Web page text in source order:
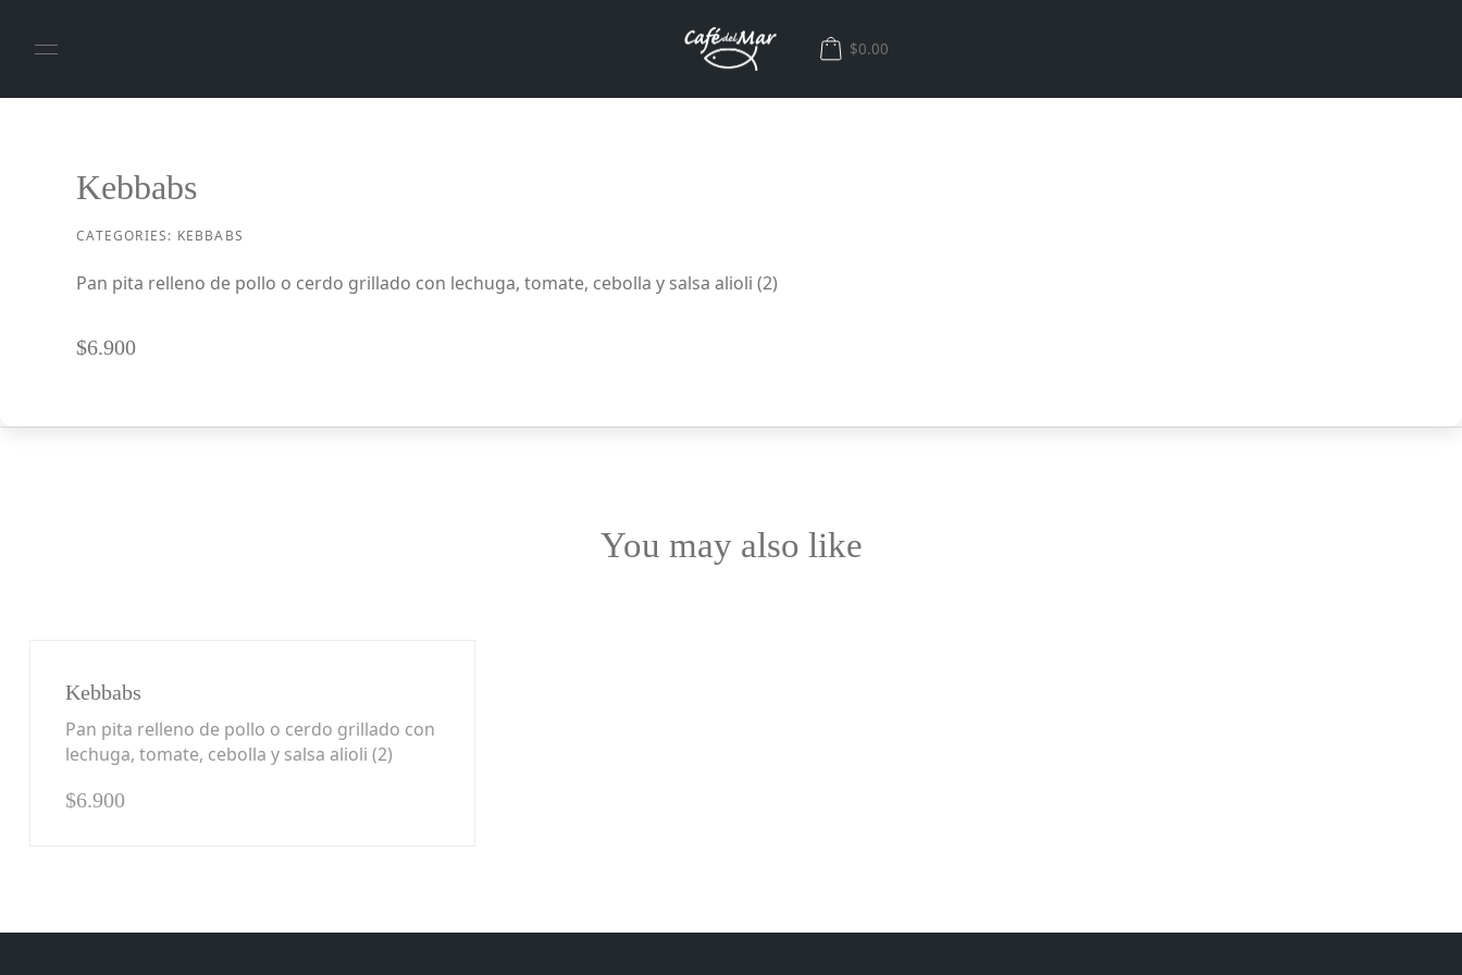
$0.00
Kebbabs
CATEGORIES: KEBBABS
Pan pita relleno de pollo o cerdo grillado con lechuga, tomate, cebolla y salsa alioli (2)
$6.900
You may also like
Kebbabs
Pan pita relleno de pollo o cerdo grillado con
lechuga, tomate, cebolla y salsa alioli (2)
$6.900